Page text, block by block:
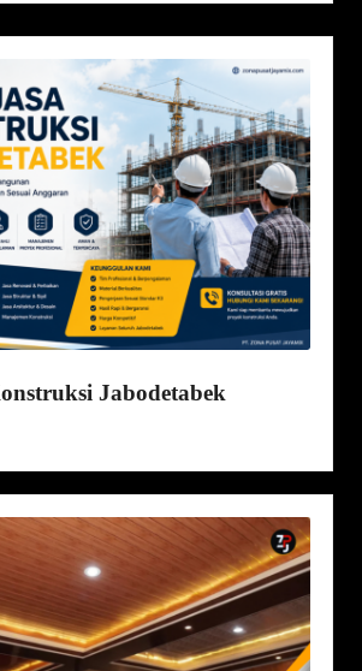
Jabodetabek